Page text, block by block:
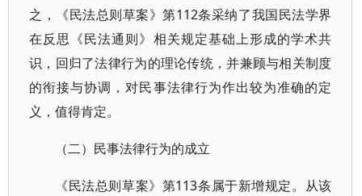
之，《民法总则草案》第112条采纳了我国民法学界
在反思《民法通则》相关规定基础上形成的学术共
识，回归了法律行为的理论传统，并兼顾与相关制度
的衔接与协调，对民事法律行为作出较为准确的定
义，值得肯定。
（二）民事法律行为的成立
《民法总则草案》第113条属于新增规定。从该